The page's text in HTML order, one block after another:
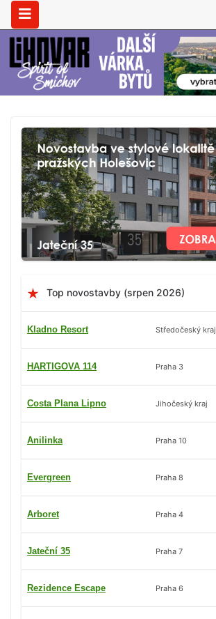
Top novostavby (srpen 2026)
Kladno Resort Středočeský kraj
HARTIGOVA 114 Praha 3
Costa Plana Lipno Jihočeský kraj
Anilinka Praha 10
Evergreen Praha 8
Arboret Praha 4
Jateční 35 Praha 7
Rezidence Escape Praha 6